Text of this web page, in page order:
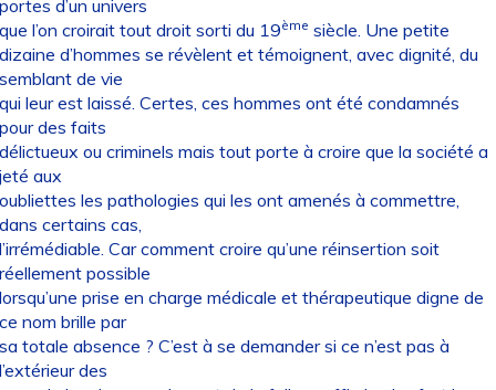
d’un univers
l’on croirait tout droit sorti du 19ème siècle. Une petite
d’hommes se révèlent et témoignent, avec dignité, du
de vie
leur est laissé. Certes, ces hommes ont été condamnés
des faits
ou criminels mais tout porte à croire que la société a
aux
les pathologies qui les ont amenés à commettre,
certains cas,
Car comment croire qu’une réinsertion soit
possible
prise en charge médicale et thérapeutique digne de
nom brille par
totale absence ? C’est à se demander si ce n’est pas à
des